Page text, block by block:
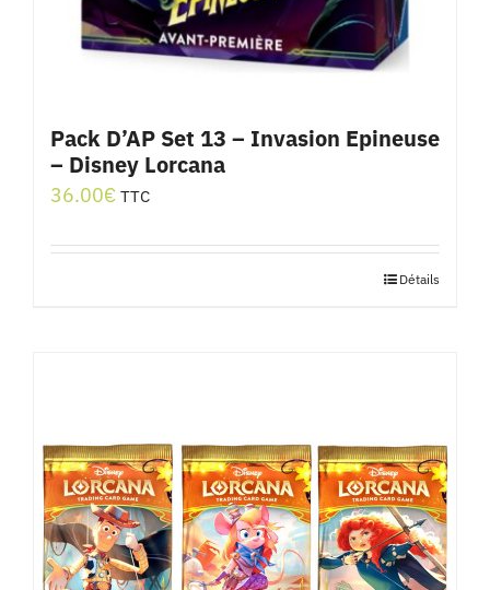
Pack D’AP Set 13 – Invasion Epineuse
– Disney Lorcana
36.00€ TTC
Détails